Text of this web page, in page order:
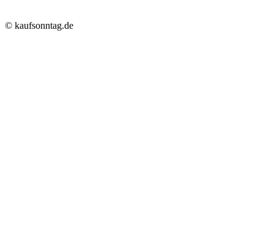
© kaufsonntag.de